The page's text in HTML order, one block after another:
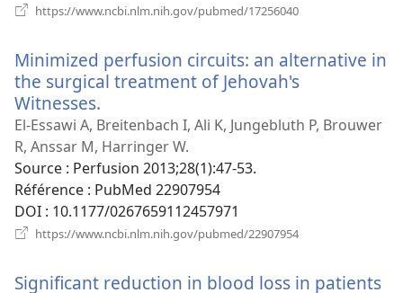
https://www.ncbi.nlm.nih.gov/pubmed/17256040
fenêtre)
Minimized perfusion circuits: an alternative in
the surgical treatment of Jehovah's
Witnesses.
une
nouvelle
fenêtre)
El-Essawi A, Breitenbach I, Ali K, Jungebluth P, Brouwer
R, Anssar M, Harringer W.
Source ‎: Perfusion 2013;28(1):47-53.
Référence ‎: PubMed 22907954
DOI ‎: 10.1177/0267659112457971
https://www.ncbi.nlm.nih.gov/pubmed/22907954
fenêtre)
Significant reduction in blood loss in patients